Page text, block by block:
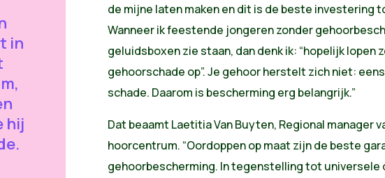
in
hij
de mijne laten maken en dit is de beste investering
Wanneer ik feestende jongeren zonder
geluidsboxen zie staan, dan denk ik: “hopelijk lopen
gehoorschade op”. Je gehoor herstelt zich niet:
schade. Daarom is bescherming erg belangrijk.”
Dat beaamt Laetitia Van Buyten, Regional manager
hoorcentrum. “Oordoppen op maat zijn de beste
gehoorbescherming. In tegenstelling tot universele